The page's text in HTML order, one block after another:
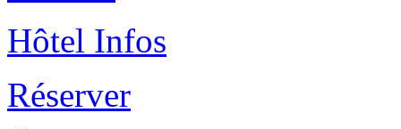
Hôtel Infos
Réserver